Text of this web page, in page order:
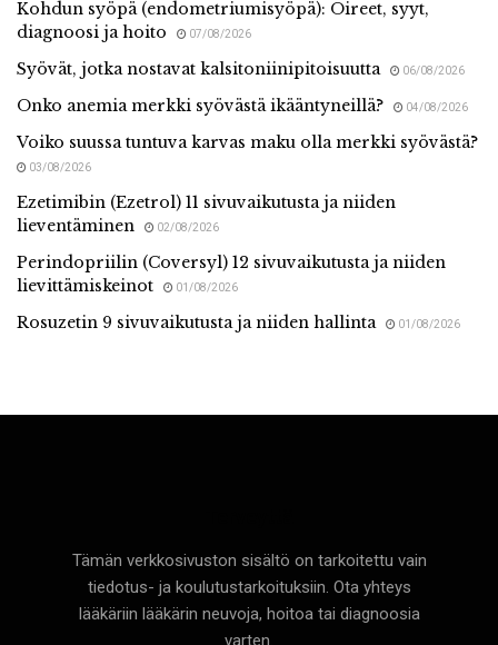
Kohdun syöpä (endometriumisyöpä): Oireet, syyt,
diagnoosi ja hoito
07/08/2026
Syövät, jotka nostavat kalsitoniinipitoisuutta 06/08/2026
Onko anemia merkki syövästä ikääntyneillä? 04/08/2026
Voiko suussa tuntuva karvas maku olla merkki syövästä?
03/08/2026
Ezetimibin (Ezetrol) 11 sivuvaikutusta ja niiden
lieventäminen
02/08/2026
Perindopriilin (Coversyl) 12 sivuvaikutusta ja niiden
lievittämiskeinot
01/08/2026
Rosuzetin 9 sivuvaikutusta ja niiden hallinta 01/08/2026
Tämän verkkosivuston sisältö on tarkoitettu vain
tiedotus- ja koulutustarkoituksiin. Ota yhteys
lääkäriin lääkärin neuvoja, hoitoa tai diagnoosia
varten.